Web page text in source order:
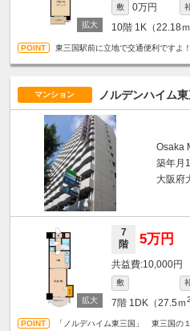
敷 0万円
10階 1K（22.18ｍ
東三国駅前に立地で交通便利ですよ
マンション ノルデンハイム東
Osaka
築年月
大阪府
7
階
5万円
10,000円
敷
7階 1DK（27.5ｍ2
「ノルデハイム東三国」 東三国の